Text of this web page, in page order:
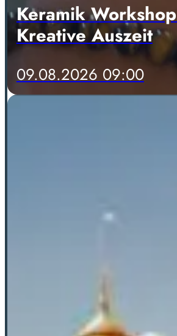
Keramik
Kreative Auszeit
09.08.2026 09:00